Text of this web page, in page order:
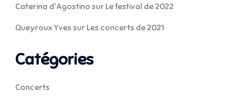
Caterina d'Agostino sur Le festival de 2022
Queyroux Yves sur Les concerts de 2021
Catégories
Concerts